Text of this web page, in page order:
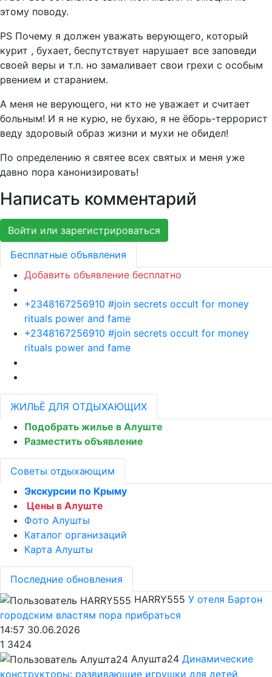
этому поводу.
PS Почему я должен уважать верующего, который
курит , бухает, беспутствует нарушает все заповеди
своей веры и т.п. но замаливает свои грехи с особым
рвением и старанием.
А меня не верующего, ни кто не уважает и считает
больным! И я не курю, не бухаю, я не ёборь-террорист
веду здоровый образ жизни и мухи не обидел!
По определению я святее всех святых и меня уже
давно пора канонизировать!
Написать комментарий
Войти или зарегистрироваться
Бесплатные объявления
Добавить объявление бесплатно
+2348167256910 #join secrets occult for money
rituals power and fame
+2348167256910 #join secrets occult for money
rituals power and fame
ЖИЛЬЁ ДЛЯ ОТДЫХАЮЩИХ
Подобрать жилье в Алуште
Разместить объявление
Советы отдыхающим
Экскурсии по Крыму
Цены в Алуште
Фото Алушты
Каталог организаций
Карта Алушты
Последние обновления
HARRY555 У отеля Бартон
городским властям пора прибраться
14:57 30.06.2026
1 3424
Алушта24 Динамические
конструкторы: развивающие игрушки для детей